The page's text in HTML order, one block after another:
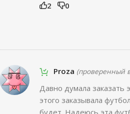
2 0
Proza (проверенный
Давно думала заказать
этого заказывала